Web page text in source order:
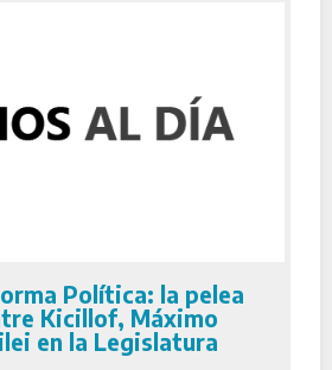
Política: la pelea
Kicillof, Máximo
en la Legislatura